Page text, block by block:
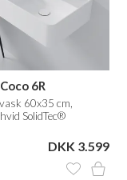
Coco 6R
60x35 cm,
SolidTec®
DKK 3.599